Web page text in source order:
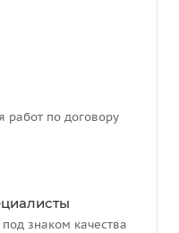
по договору
знаком качества